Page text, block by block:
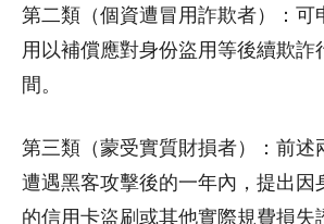
第二類（個資遭冒用詐欺者）：可
用以補償應對身份盜用等後續欺詐
間。
第三類（蒙受實質財損者）：前述
遭遇黑客攻擊後的一年內，提出因
的信用卡盜刷或其他實際規費損失